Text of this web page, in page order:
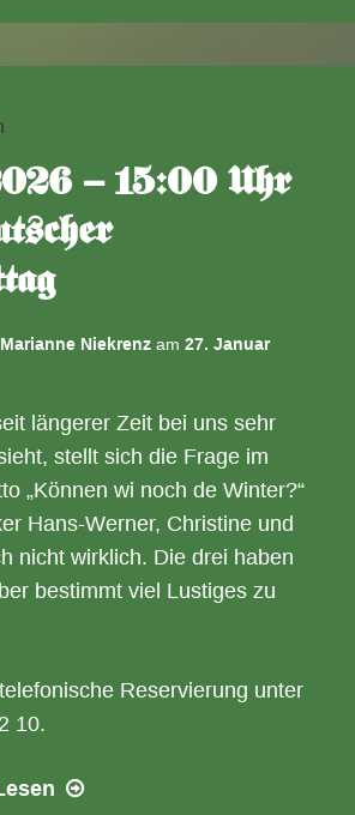
19:00
– 15:00 Uhr
Marianne Niekrenz am 27. Januar
längerer Zeit bei uns sehr
stellt sich die Frage im
„Können wi noch de Winter?“
Hans-Werner, Christine und
nicht wirklich. Die drei haben
bestimmt viel Lustiges zu
Reservierung unter
10.